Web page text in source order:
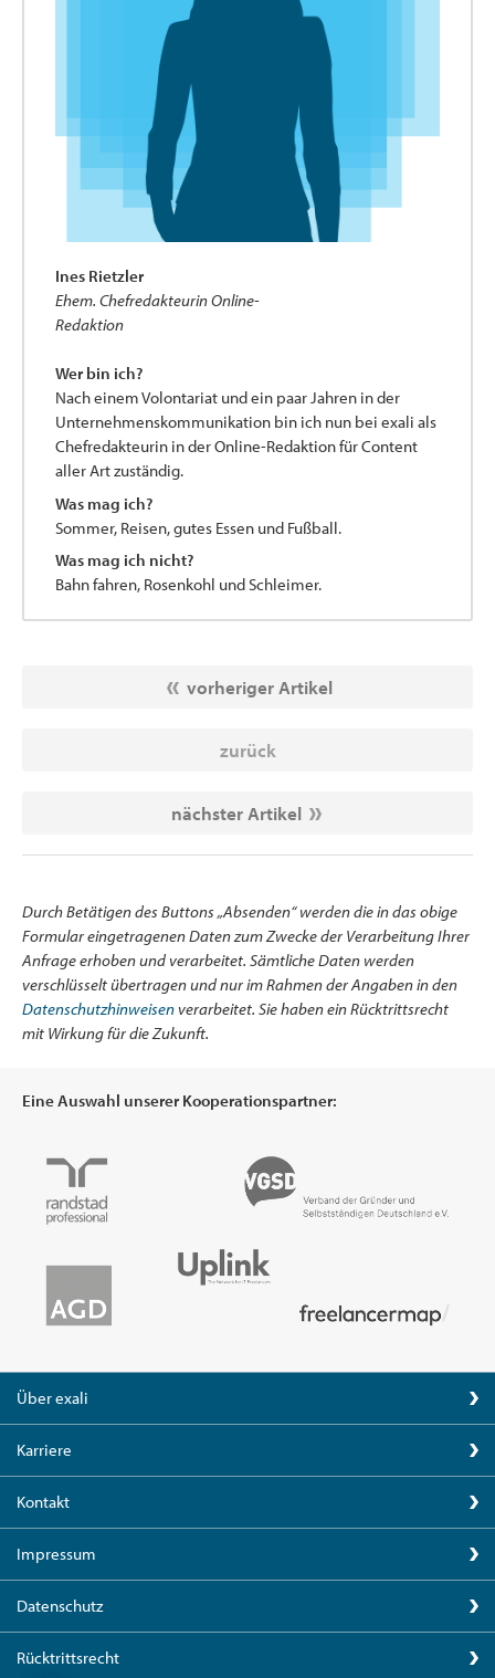
Ines Rietzler
Ehem. Chefredakteurin Online-
Redaktion
Wer bin ich?
Nach einem Volontariat und ein paar Jahren in der
Unternehmenskommunikation bin ich nun bei exali als
Chefredakteurin in der Online-Redaktion für Content
aller Art zuständig.
Was mag ich?
Sommer, Reisen, gutes Essen und Fußball.
Was mag ich nicht?
Bahn fahren, Rosenkohl und Schleimer.
vorheriger Artikel
zurück
nächster Artikel
Durch Betätigen des Buttons „Absenden“ werden die in das obige
Formular eingetragenen Daten zum Zwecke der Verarbeitung Ihrer
Anfrage erhoben und verarbeitet. Sämtliche Daten werden
verschlüsselt übertragen und nur im Rahmen der Angaben in den
Datenschutzhinweisenverarbeitet. Sie haben ein Rücktrittsrecht
mit Wirkung für die Zukunft.
Eine Auswahl unserer Kooperationspartner:
Über exali
Karriere
Kontakt
Impressum
Datenschutz
Rücktrittsrecht